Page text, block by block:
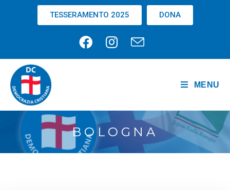
TESSERAMENTO 2025 DONA
MENU
BOLOGNA